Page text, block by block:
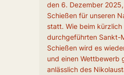
den 6. Dezember
Schießen für unseren
statt. Wie beim kürzlich
durchgeführten Sankt-
Schießen wird es
und einen Wettbewerb
anlässlich des